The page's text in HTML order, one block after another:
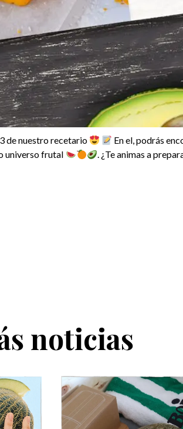
de nuestro recetario
En el, podrás
universo frutal . ¿Te animas a
noticias